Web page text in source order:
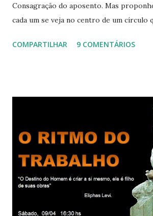
Consagração do aposento. Mas
cada um se veja no centro de um círculo
cada um de nós mesmos. Um círculo
relacionamos e vai se ampliando e
iluminados daqueles com que
círculo cada vez maior de Paz e
DO APOSENTO Dentro do Círculo
Presença que me envolve inteiramente
presença aqui: é a presença da
todos os corações de Felicidade e
aqui entre, sentirá as vibrações da Divina
COMPARTILHAR 9 COMENTÁRIOS